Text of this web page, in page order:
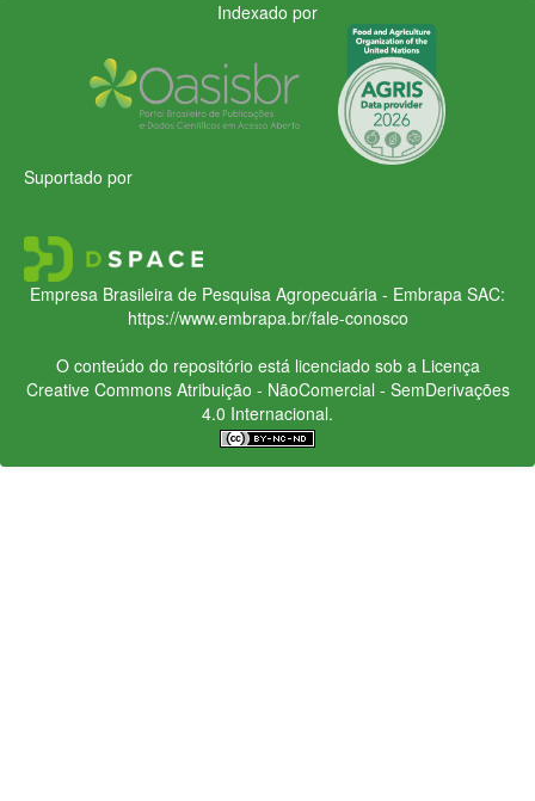
Indexado por
Suportado por
Empresa Brasileira de Pesquisa Agropecuária - Embrapa SAC:
https://www.embrapa.br/fale-conosco
O conteúdo do repositório está licenciado sob a Licença
Creative CommonsAtribuição - NãoComercial - SemDerivações
4.0 Internacional.